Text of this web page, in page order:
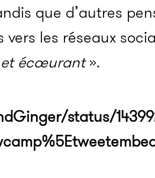
que d’autres
les réseaux
écœurant».
status/